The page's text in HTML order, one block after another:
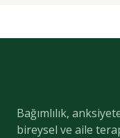
Bağımlılık,
bireysel ve aile